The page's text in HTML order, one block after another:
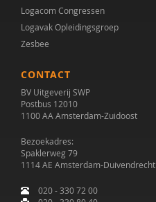
Logacom Congressen
Logavak Opleidingsgroep
Zesbee
CONTACT
BV Uitgeverij SWP
Postbus 12010
1100 AA Amsterdam-Zuidoost
Bezoekadres:
Spaklerweg 79
1114 AE Amsterdam-Duivendrecht
020 - 330 72 00